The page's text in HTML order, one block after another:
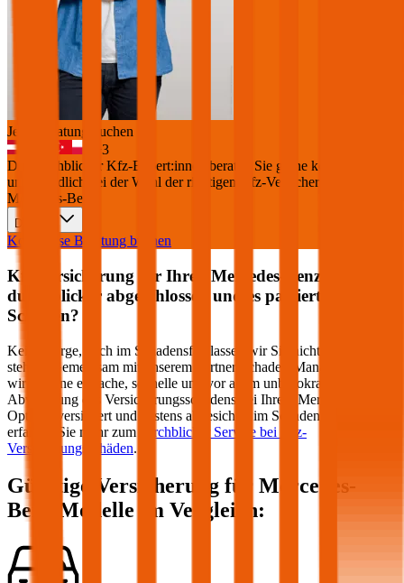
Jetzt Beratung buchen
+3
Die durchblicker Kfz-Expert:innen beraten Sie gerne kostenlos &
unverbindlich bei der Wahl der richtigen Kfz-Versicherung für Ihren
Mercedes-Benz
Deutsch
Kostenlose Beratung buchen
Kfz Versicherung für Ihren Mercedes-Benz
durchblicker abgeschlossen und es passiert ein
Schaden?
Keine Sorge, auch im Schadensfall lassen wir Sie nicht im Regen
stehen! Gemeinsam mit unserem Partner Schaden-Manager sorgen
wir für eine einfache, schnelle und vor allem unbürokratische
Abwicklung des Versicherungsschadens bei Ihrem Mercedes-Benz
Optimal versichert und bestens abgesichert im Schadensfall –
erfahren Sie mehr zum
durchblicker Service bei Kfz-
Versicherungsschäden.
Günstige Versicherung für Mercedes-
Benz
Modelle im Vergleich: